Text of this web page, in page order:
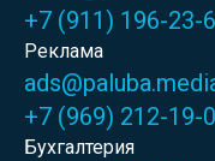
+7 (911) 196-23-
Реклама
+7 (969) 212-19-
Бухгалтерия